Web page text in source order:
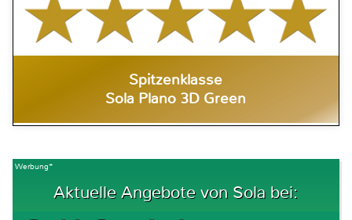
Spitzenklasse
Sola Plano 3D Green
Werbung*
Aktuelle Angebote von Sola bei: